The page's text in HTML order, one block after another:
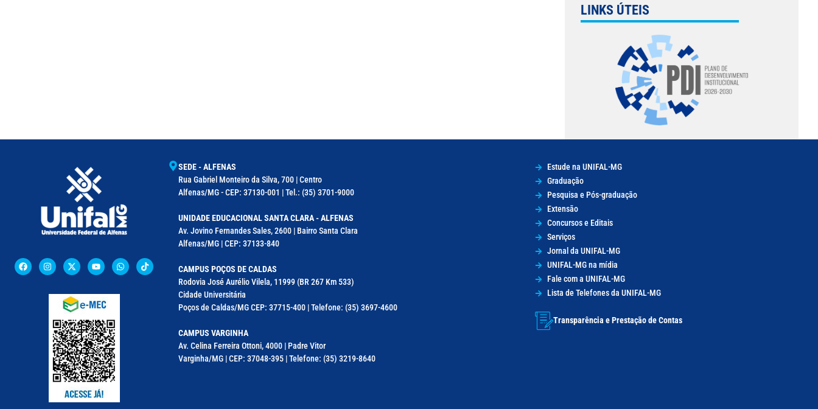
LINKS ÚTEIS
SEDE - ALFENAS
Rua Gabriel Monteiro da Silva, 700 | Centro
Alfenas/MG - CEP: 37130-001 | Tel.: (35) 3701-9000
UNIDADE EDUCACIONAL SANTA CLARA - ALFENAS
Av. Jovino Fernandes Sales, 2600 | Bairro Santa Clara
Alfenas/MG | CEP: 37133-840
CAMPUS POÇOS DE CALDAS
Rodovia José Aurélio Vilela, 11999 (BR 267 Km 533)
Cidade Universitária
Poços de Caldas/MG CEP: 37715-400 | Telefone: (35) 3697-4600
CAMPUS VARGINHA
Av. Celina Ferreira Ottoni, 4000 | Padre Vitor
Varginha/MG | CEP: 37048-395 | Telefone: (35) 3219-8640
Estude na UNIFAL-MG
Graduação
Pesquisa e Pós-graduação
Extensão
Concursos e Editais
Serviços
Jornal da UNIFAL-MG
UNIFAL-MG na mídia
Fale com a UNIFAL-MG
Lista de Telefones da UNIFAL-MG
Transparência e Prestação de Contas